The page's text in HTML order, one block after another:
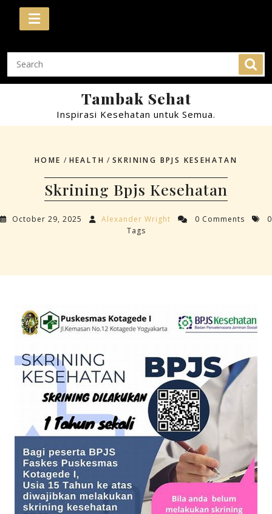
Skip
Tambak Sehat
Inspirasi Kesehatan untuk Semua.
HOME / HEALTH / SKRINING BPJS KESEHATAN
Skrining Bpjs Kesehatan
October 29, 2025 Alexander Wright 0 Comments
0
Tags